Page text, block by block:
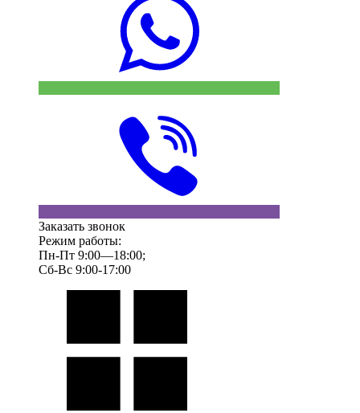
Заказать звонок
Режим работы:
Пн-Пт 9:00—18:00;
Сб-Вс 9:00-17:00